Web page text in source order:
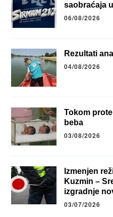
saobraćaja
06/08/2026
Rezultati
04/08/2026
Tokom
beba
03/08/2026
Izmenjen
Kuzmin –
izgradnje
03/07/2026